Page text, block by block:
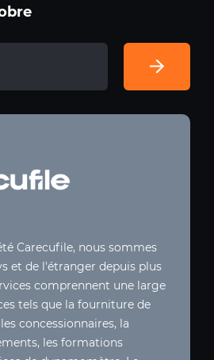
Carecufile, nous sommes
et de l'étranger depuis plus
comprennent une large
tels que la fourniture de
concessionnaires, la
les formations